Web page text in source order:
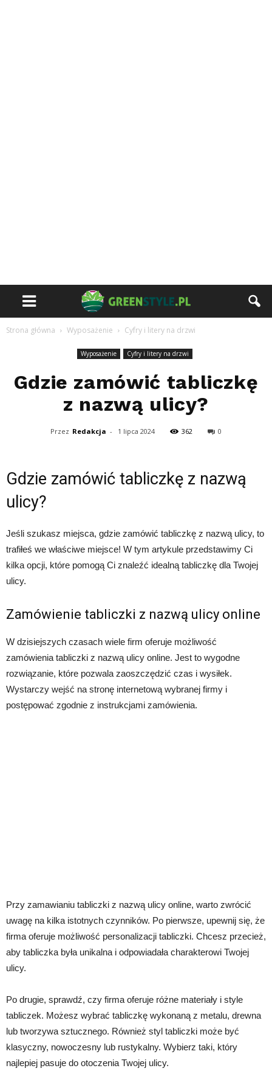
Strona główna Wyposażenie Cyfry i litery na drzwi
Wyposażenie Cyfry i litery na drzwi
Gdzie zamówić tabliczkę
z nazwą ulicy?
Przez Redakcja - 1 lipca 2024 362 0
Gdzie zamówić tabliczkę z nazwą
ulicy?
Jeśli szukasz miejsca, gdzie zamówić tabliczkę z nazwą ulicy, to
trafiłeś we właściwe miejsce! W tym artykule przedstawimy Ci
kilka opcji, które pomogą Ci znaleźć idealną tabliczkę dla Twojej
ulicy.
Zamówienie tabliczki z nazwą ulicy online
W dzisiejszych czasach wiele firm oferuje możliwość
zamówienia tabliczki z nazwą ulicy online. Jest to wygodne
rozwiązanie, które pozwala zaoszczędzić czas i wysiłek.
Wystarczy wejść na stronę internetową wybranej firmy i
postępować zgodnie z instrukcjami zamówienia.
Przy zamawianiu tabliczki z nazwą ulicy online, warto zwrócić
uwagę na kilka istotnych czynników. Po pierwsze, upewnij się, że
firma oferuje możliwość personalizacji tabliczki. Chcesz przecież,
aby tabliczka była unikalna i odpowiadała charakterowi Twojej
ulicy.
Po drugie, sprawdź, czy firma oferuje różne materiały i style
tabliczek. Możesz wybrać tabliczkę wykonaną z metalu, drewna
lub tworzywa sztucznego. Również styl tabliczki może być
klasyczny, nowoczesny lub rustykalny. Wybierz taki, który
najlepiej pasuje do otoczenia Twojej ulicy.